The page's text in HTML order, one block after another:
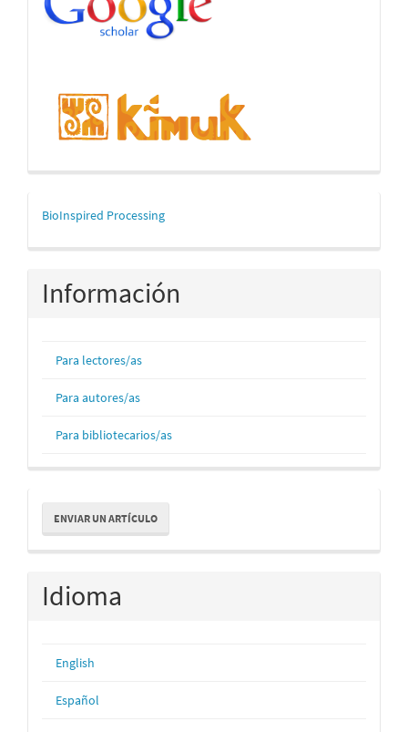
mascerca
BioInspired Processing
Información
Para lectores/as
Para autores/as
Para bibliotecarios/as
Enviar
un
artículo
ENVIAR UN ARTÍCULO
Idioma
English
Español